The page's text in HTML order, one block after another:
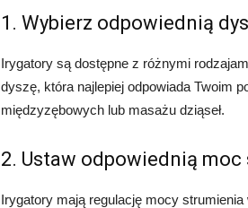
1. Wybierz odpowiednią
Irygatory są dostępne z różnymi
dyszę, która najlepiej odpowiada Twoim
międzyzębowych lub masażu dziąseł.
2. Ustaw odpowiednią
Irygatory mają regulację mocy